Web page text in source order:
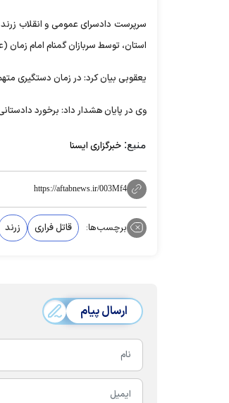
سرپرست دادسرای عمومی و انقلاب زرند
استان، توسط سربازان گمنام امام زمان
یعقوبی بیان کرد: در زمان دستگیری
وی در پایان هشدار داد: برخورد
منبع: خبرگزاری ایسنا
https://aftabnews.ir/003Mf4
برچسب‌ها: قاتل فراری زرند
ارسال پیام